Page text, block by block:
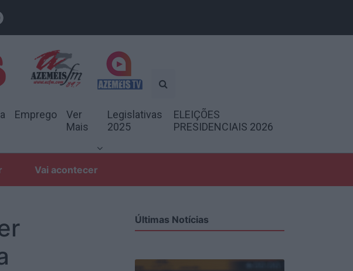
Emprego
Ver
Mais
Legislativas
2025
ELEIÇÕES
PRESIDENCIAIS 2026
Vai acontecer
Últimas Notícias